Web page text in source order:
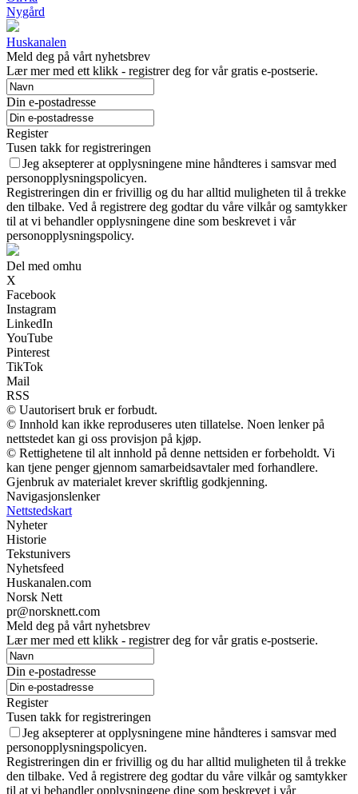
Nygård
Huskanalen
Meld deg på vårt nyhetsbrev
Lær mer med ett klikk - registrer deg for vår gratis e-postserie.
Din e-postadresse
Register
Tusen takk for registreringen
Jeg aksepterer at opplysningene mine håndteres i samsvar med
personopplysningspolicyen.
Registreringen din er frivillig og du har alltid muligheten til å trekke
den tilbake. Ved å registrere deg godtar du våre vilkår og samtykker
til at vi behandler opplysningene dine som beskrevet i vår
personopplysningspolicy.
Del med omhu
X
Facebook
Instagram
LinkedIn
YouTube
Pinterest
TikTok
Mail
RSS
© Uautorisert bruk er forbudt.
© Innhold kan ikke reproduseres uten tillatelse. Noen lenker på
nettstedet kan gi oss provisjon på kjøp.
© Rettighetene til alt innhold på denne nettsiden er forbeholdt. Vi
kan tjene penger gjennom samarbeidsavtaler med forhandlere.
Gjenbruk av materialet krever skriftlig godkjenning.
Navigasjonslenker
Nettstedskart
Nyheter
Historie
Tekstunivers
Nyhetsfeed
Huskanalen.com
Norsk Nett
pr@norsknett.com
Meld deg på vårt nyhetsbrev
Lær mer med ett klikk - registrer deg for vår gratis e-postserie.
Din e-postadresse
Register
Tusen takk for registreringen
Jeg aksepterer at opplysningene mine håndteres i samsvar med
personopplysningspolicyen.
Registreringen din er frivillig og du har alltid muligheten til å trekke
den tilbake. Ved å registrere deg godtar du våre vilkår og samtykker
til at vi behandler opplysningene dine som beskrevet i vår